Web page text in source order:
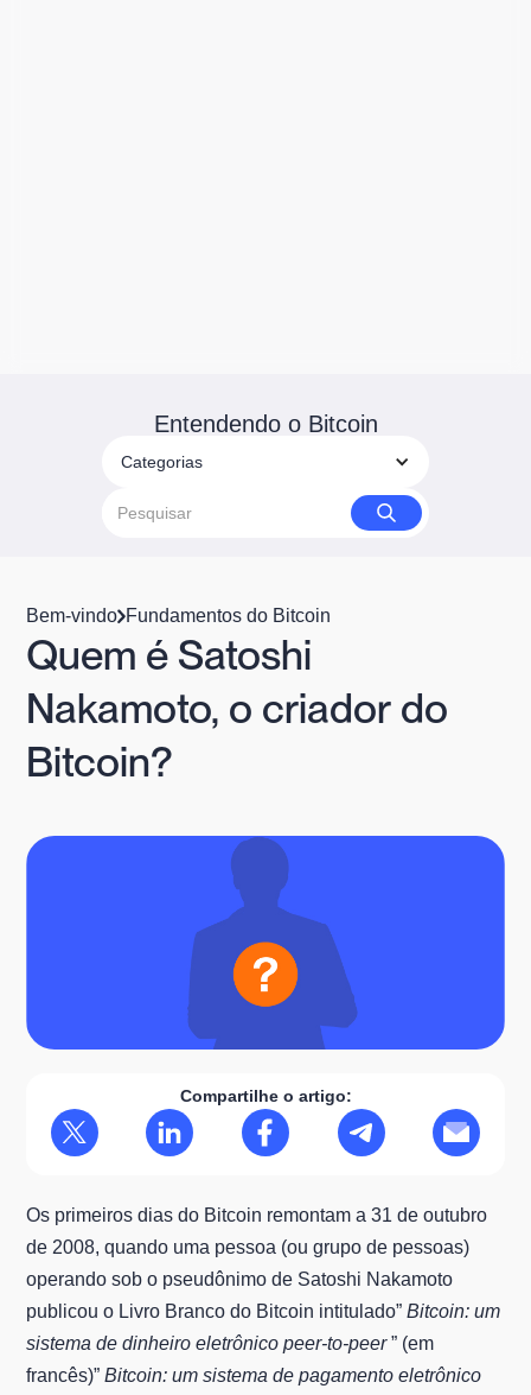
Entendendo o Bitcoin
Categorias
Bem-vindo Fundamentos do Bitcoin
Quem é Satoshi
Nakamoto, o criador do
Bitcoin?
Compartilhe o artigo:
Os primeiros dias do Bitcoin remontam a 31 de outubro
de 2008, quando uma pessoa (ou grupo de pessoas)
operando sob o pseudônimo de Satoshi Nakamoto
publicou o Livro Branco do Bitcoin intitulado”Bitcoin: um
sistema de dinheiro eletrônico peer-to-peer” (em
francês)”Bitcoin: um sistema de pagamento eletrônico